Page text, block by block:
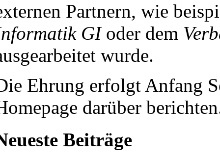
Partnern, wie
GI oder dem
wurde.
Ehrung erfolgt Anfang
darüber
Beiträge